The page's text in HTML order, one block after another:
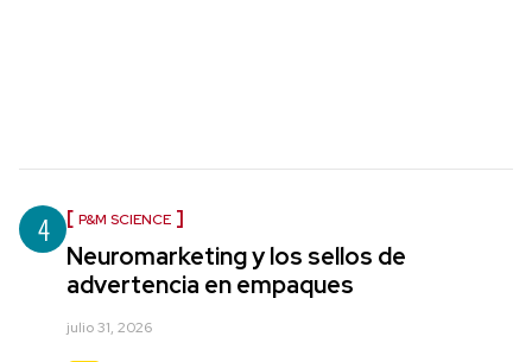
4 P&M SCIENCE
Neuromarketing y los sellos de
advertencia en empaques
julio 31, 2026